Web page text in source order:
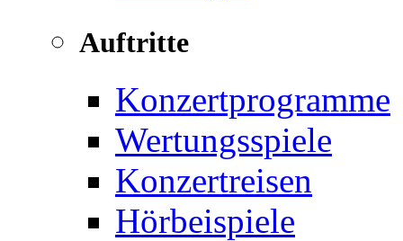
Auftritte
Konzertprogramme
Wertungsspiele
Konzertreisen
Hörbeispiele